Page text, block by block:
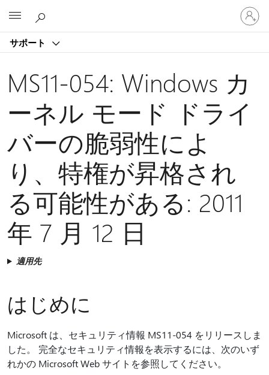
サポート
ア
カ
ウ
サ
イ
ン
MS11-054: Windows カ
ーネル モード ドライ
バーの脆弱性によ
り、特権が昇格され
る可能性がある: 2011
年 7 月 12 日
適用先
はじめに
Microsoft は、セキュリティ情報 MS11-054 をリリースしま
した。 完全なセキュリティ情報を表示するには、次のいず
れかの Microsoft Web サイトを参照してください。